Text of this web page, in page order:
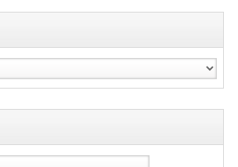
SHINERAY ONDERDELEN
SHINERAY 250 STXE